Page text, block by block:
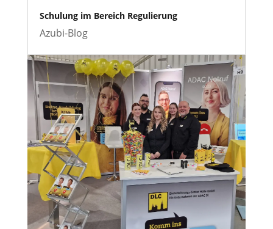
Schulung im Bereich Regulierung
Azubi-Blog